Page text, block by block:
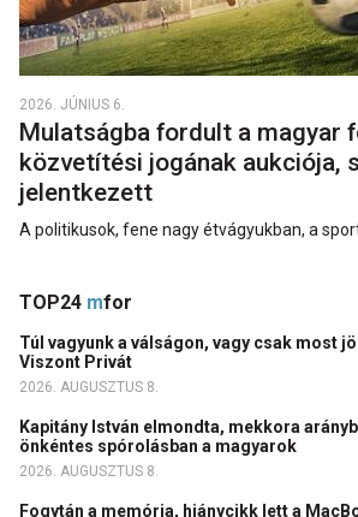
2026. JÚNIUS 6.
Mulatságba fordult a magyar
közvetítési jogának aukciója,
jelentkezett
A politikusok, fene nagy étvágyukban, a
TOP24 mfor
Túl vagyunk a válságon, vagy csak most
Viszont Privát
2026. AUGUSZTUS 8.
Kapitány István elmondta, mekkora
önkéntes spórolásban a magyarok
2026. AUGUSZTUS 8.
Fogytán a memória, hiánycikk lett a